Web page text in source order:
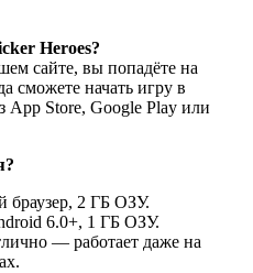
Heroes?
сайте, вы попадёте на
сможете начать игру в
App Store, Google Play или
браузер, 2 ГБ ОЗУ.
6.0+, 1 ГБ ОЗУ.
— работает даже на